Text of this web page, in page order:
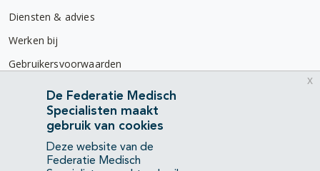
Diensten & advies
Werken bij
Gebruikersvoorwaarden
Privacyverklaring
Contact
Mercatorlaan 1200
3528 BL Utrecht
De Federatie Medisch
Specialisten maakt
gebruik van cookies
Deze website van de
Federatie Medisch
x